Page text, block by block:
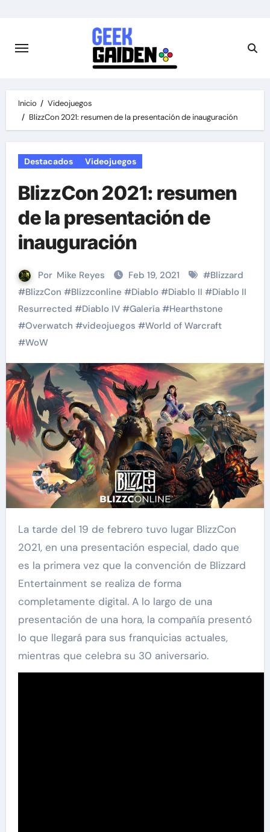
contenido
Inicio
Videojuegos
BlizzCon 2021: resumen de la presentación de inauguración
Destacados Videojuegos
BlizzCon 2021: resumen
de la presentación de
inauguración
Por Mike Reyes Feb 19, 2021 #Blizzard
#BlizzCon #Blizzconline #Diablo#Diablo II #Diablo II
Resurrected #Diablo IV#Galería#Hearthstone
#Overwatch #videojuegos #World of Warcraft
#WoW
La tarde del 19 de febrero tuvo lugar BlizzCon
2021, en una presentación especial, dado que
es la primera vez que la convención de Blizzard
Entertainment se realiza de forma
completamente digital. A lo largo de una
presentación de una hora, la compañía presentó
lo que llegará para sus franquicias actuales,
mientras que celebra su 30 aniversario.